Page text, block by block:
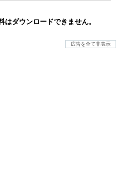
はダウンロードできません。
広告を全て非表示